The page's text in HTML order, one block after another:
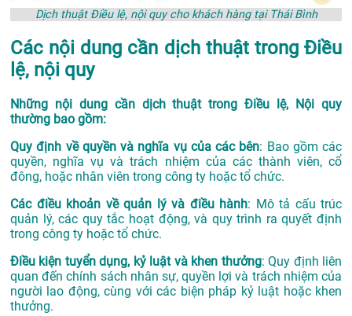
Dịch thuật Điều lệ, nội quy cho khách hàng tại Thái Bình
Các nội dung cần dịch thuật trong Điều
lệ, nội quy
Những nội dung cần dịch thuật trong Điều lệ, Nội quy
thường bao gồm:
Quy định về quyền và nghĩa vụ của các bên: Bao gồm các
quyền, nghĩa vụ và trách nhiệm của các thành viên, cổ
đông, hoặc nhân viên trong công ty hoặc tổ chức.
Các điều khoản về quản lý và điều hành: Mô tả cấu trúc
quản lý, các quy tắc hoạt động, và quy trình ra quyết định
trong công ty hoặc tổ chức.
Điều kiện tuyển dụng, kỷ luật và khen thưởng: Quy định liên
quan đến chính sách nhân sự, quyền lợi và trách nhiệm của
người lao động, cùng với các biện pháp kỷ luật hoặc khen
thưởng.